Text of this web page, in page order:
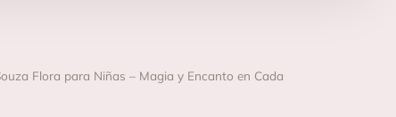
Flora para Niñas – Magia y Encanto en Cada